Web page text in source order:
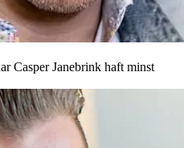
Casper Janebrink haft minst